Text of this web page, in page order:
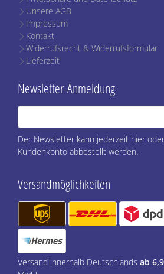
Unsere AGB
Impressum
Kontakt
Widerrufsrecht & Widerrufsformular
Lieferzeit
Newsletter-Anmeldung
Der Newsletter kann jederzeit hier
Kundenkonto abbestellt werden.
Versandmöglichkeiten
Versand innerhalb Deutschlands ab